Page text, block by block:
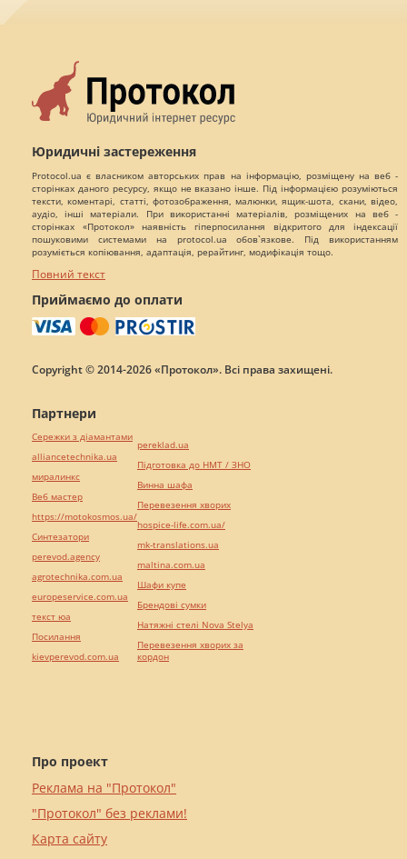
Юридичні застереження
Protocol.ua є власником авторських прав на інформацію, розміщену на веб -
сторінках даного ресурсу, якщо не вказано інше. Під інформацією розуміються
тексти, коментарі, статті, фотозображення, малюнки, ящик-шота, скани, відео,
аудіо, інші матеріали. При використанні матеріалів, розміщених на веб -
сторінках «Протокол» наявність гіперпосилання відкритого для індексації
пошуковими системами на protocol.ua обов`язкове. Під використанням
розуміється копіювання, адаптація, рерайтинг, модифікація тощо.
Повний текст
Приймаємо до оплати
Copyright © 2014-2026 «Протокол». Всі права захищені.
Про проект
Реклама на "Протокол"
"Протокол" без реклами!
Карта сайту
Партнери
Сережки з діамантами
alliancetechnika.ua
миралинкс
Веб мастер
https://motokosmos.ua/
Синтезатори
perevod.agency
agrotechnika.com.ua
europeservice.com.ua
текст юа
Посилання
kievperevod.com.ua
pereklad.ua
Підготовка до НМТ / ЗНО
Винна шафа
Перевезення хворих
hospice-life.com.ua/
mk-translations.ua
maltina.com.ua
Шафи купе
Брендові сумки
Натяжні стелі Nova Stelya
Перевезення хворих за
кордон